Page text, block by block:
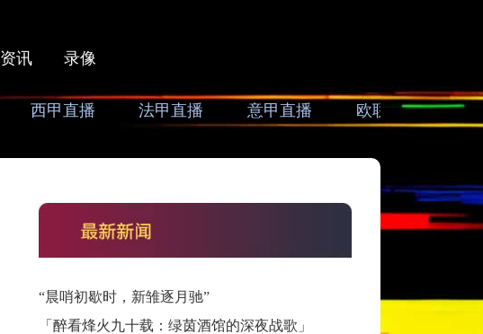
资讯 录像
西甲直播 法甲直播 意甲直播 欧联直播
“晨哨初歇时，新雏逐月驰”
「醉看烽火九十载：绿茵酒馆的深夜战歌」